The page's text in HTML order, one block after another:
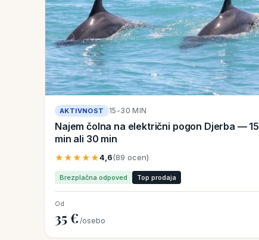
AKTIVNOST 15-30 MIN
Najem čolna na električni pogon Djerba — 15
min ali 30 min
★★★★★4,6(89 ocen)
Brezplačna odpoved Top prodaja
Od
35 € /osebo